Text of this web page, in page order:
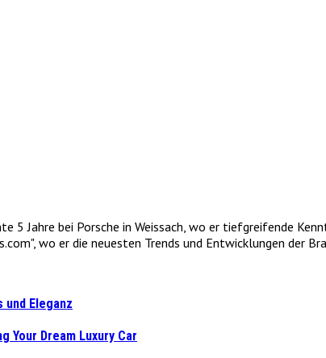
5 Jahre bei Porsche in Weissach, wo er tiefgreifende
wo er die neuesten Trends und Entwicklungen der
Eleganz
Your Dream Luxury Car